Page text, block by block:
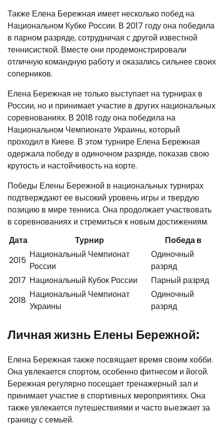
Также Елена Бережная имеет несколько побед на
Национальном Кубке России. В 2017 году она победила
в парном разряде, сотрудничая с другой известной
теннисисткой. Вместе они продемонстрировали
отличную командную работу и оказались сильнее своих
соперников.
Елена Бережная не только выступает на турнирах в
России, но и принимает участие в других национальных
соревнованиях. В 2018 году она победила на
Национальном Чемпионате Украины, который
проходил в Киеве. В этом турнире Елена Бережная
одержала победу в одиночном разряде, показав свою
крутость и настойчивость на корте.
Победы Елены Бережной в национальных турнирах
подтверждают ее высокий уровень игры и твердую
позицию в мире тенниса. Она продолжает участвовать
в соревнованиях и стремиться к новым достижениям.
Дата
Турнир
Победа в
2015
Национальный Чемпионат
России
Одиночный
разряд
2017 Национальный Кубок России
Парный разряд
2018
Национальный Чемпионат
Украины
Одиночный
разряд
Личная жизнь Елены Бережной:
Елена Бережная также посвящает время своим хобби.
Она увлекается спортом, особенно фитнесом и йогой.
Бережная регулярно посещает тренажерный зал и
принимает участие в спортивных мероприятиях. Она
также увлекается путешествиями и часто выезжает за
границу с семьей.